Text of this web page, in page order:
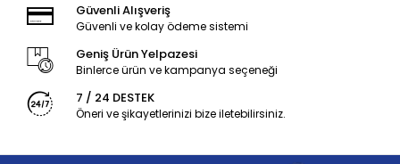
Güvenli Alışveriş
Güvenli ve kolay ödeme sistemi
Geniş Ürün Yelpazesi
Binlerce ürün ve kampanya seçeneği
7 / 24 DESTEK
Öneri ve şikayetlerinizi bize iletebilirsiniz.